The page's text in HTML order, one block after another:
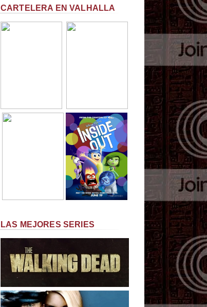
CARTELERA EN VALHALLA
LAS MEJORES SERIES